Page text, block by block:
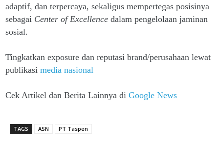
adaptif, dan terpercaya, sekaligus mempertegas posisinya
sebagai Center of Excellence dalam pengelolaan jaminan
sosial.
Tingkatkan exposure dan reputasi brand/perusahaan lewat
publikasi media nasional
Cek Artikel dan Berita Lainnya di Google News
TAGS ASN PT Taspen